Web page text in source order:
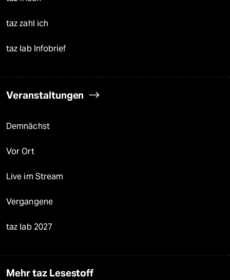
taz zahl ich
taz lab Infobrief
Veranstaltungen
Demnächst
Vor Ort
Live im Stream
Vergangene
taz lab 2027
Mehr taz Lesestoff